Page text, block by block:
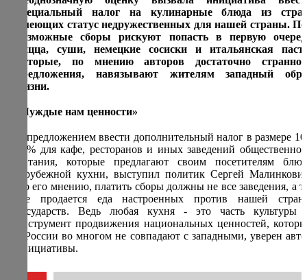
специальный налог на кулинарные блюда из
имеющих статус недружественных для нашей страны.
возможные сборы рискуют попасть в первую
пицца, суши, немецкие сосиски и итальянская
которые, по мнению авторов достаточно
предложения, навязывают жителям западный
жизни.
«Чуждые нам ценности»
С предложением ввести дополнительный налог в размере
12% для кафе, ресторанов и иных заведений
питания, которые предлагают своим посетителям
зарубежной кухни, выступил политик Сергей
По его мнению, платить сборы должны не все заведения, а
где продается еда настроенных против нашей
государств. Ведь любая кухня - это часть культуры
инструмент продвижения национальных ценностей,
в России во многом не совпадают с западными, уверен
инициативы.